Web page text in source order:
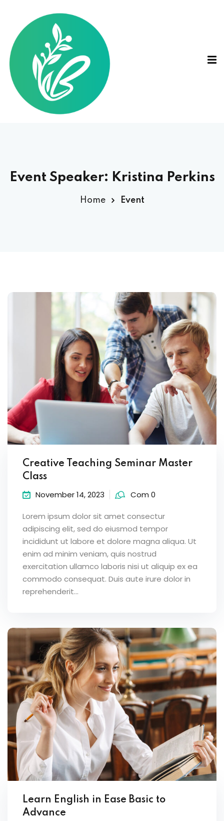
Event Speaker: Kristina Perkins
Home Event
Creative Teaching Seminar Master
Class
November 14, 2023 Com 0
Lorem ipsum dolor sit amet consectur
adipiscing elit, sed do eiusmod tempor
incididunt ut labore et dolore magna aliqua. Ut
enim ad minim veniam, quis nostrud
exercitation ullamco laboris nisi ut aliquip ex ea
commodo consequat. Duis aute irure dolor in
reprehenderit...
Learn English in Ease Basic to
Advance